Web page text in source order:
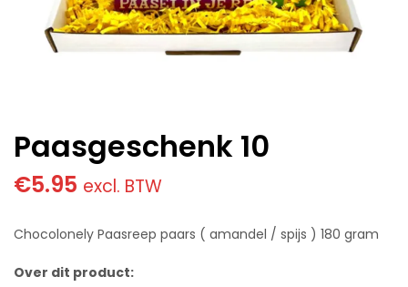
Paasgeschenk 10
€5.95 excl. BTW
Chocolonely Paasreep paars ( amandel / spijs ) 180 gram
Over dit product: